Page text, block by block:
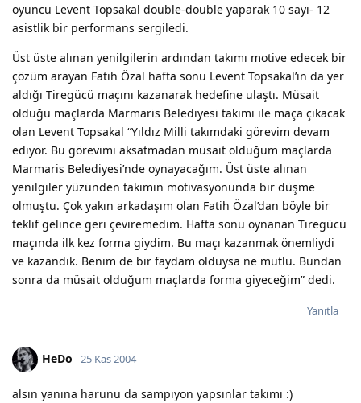
oyuncu Levent Topsakal double-double yaparak 10 sayı- 12
asistlik bir performans sergiledi.
Üst üste alınan yenilgilerin ardından takımı motive edecek bir
çözüm arayan Fatih Özal hafta sonu Levent Topsakal’ın da yer
aldığı Tiregücü maçını kazanarak hedefine ulaştı. Müsait
olduğu maçlarda Marmaris Belediyesi takımı ile maça çıkacak
olan Levent Topsakal “Yıldız Milli takımdaki görevim devam
ediyor. Bu görevimi aksatmadan müsait olduğum maçlarda
Marmaris Belediyesi’nde oynayacağım. Üst üste alınan
yenilgiler yüzünden takımın motivasyonunda bir düşme
olmuştu. Çok yakın arkadaşım olan Fatih Özal’dan böyle bir
teklif gelince geri çeviremedim. Hafta sonu oynanan Tiregücü
maçında ilk kez forma giydim. Bu maçı kazanmak önemliydi
ve kazandık. Benim de bir faydam olduysa ne mutlu. Bundan
sonra da müsait olduğum maçlarda forma giyeceğim” dedi.
Yanıtla
HeDo 25 Kas 2004
alsın yanına harunu da sampıyon yapsınlar takımı :)